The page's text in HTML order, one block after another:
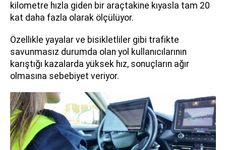
kilometre hızla giden bir araçtakine kıyasla tam 20
kat daha fazla olarak ölçülüyor.
Özellikle yayalar ve bisikletliler gibi trafikte
savunmasız durumda olan yol kullanıcılarının
karıştığı kazalarda yüksek hız, sonuçların ağır
olmasına sebebiyet veriyor.